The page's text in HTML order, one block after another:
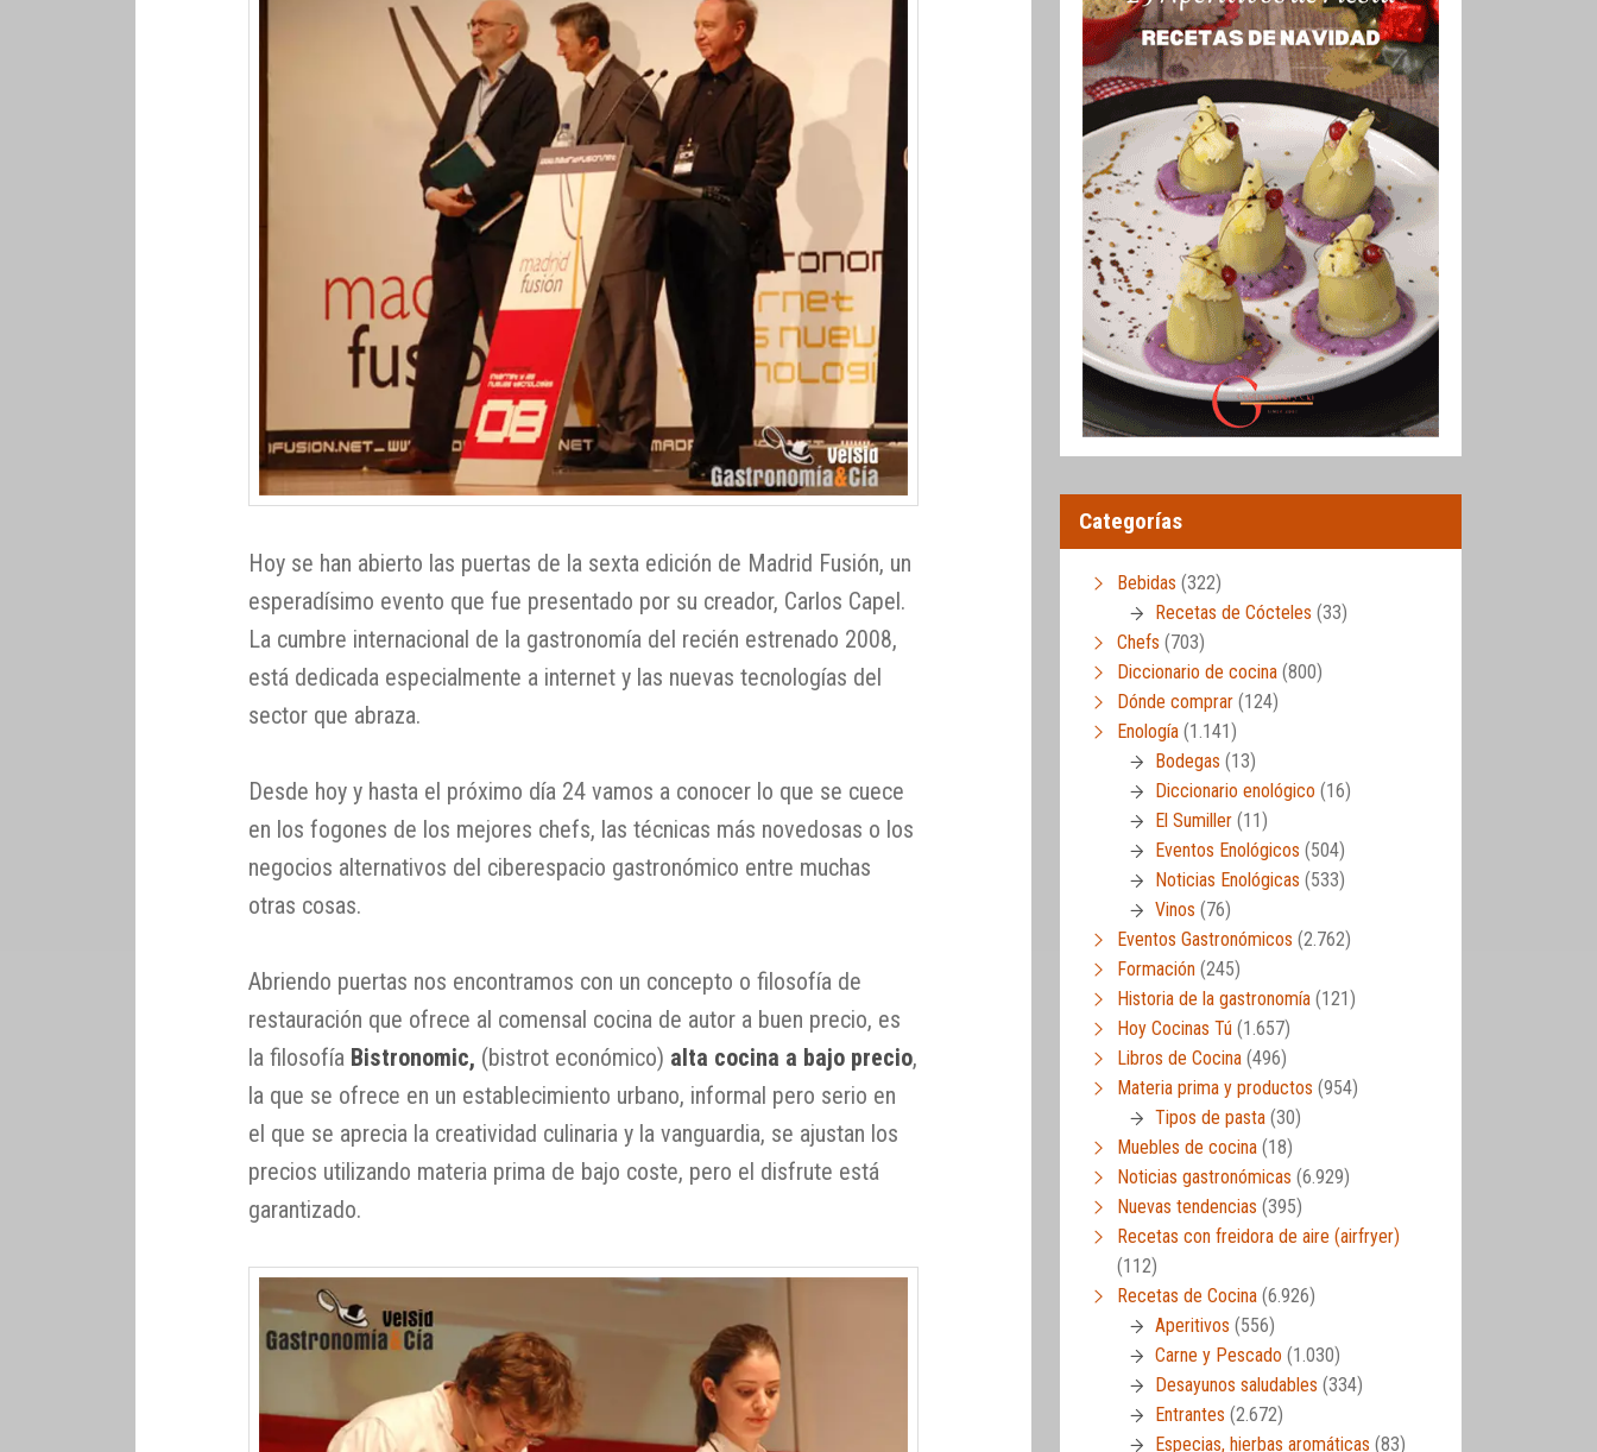
Hoy se han abierto las puertas de la sexta edición de Madrid Fusión, un
esperadísimo evento que fue presentado por su creador, Carlos Capel.
La cumbre internacional de la gastronomía del recién estrenado 2008,
está dedicada especialmente a internet y las nuevas tecnologías del
sector que abraza.
Desde hoy y hasta el próximo día 24 vamos a conocer lo que se cuece
en los fogones de los mejores chefs, las técnicas más novedosas o los
negocios alternativos del ciberespacio gastronómico entre muchas
otras cosas.
Abriendo puertas nos encontramos con un concepto o filosofía de
restauración que ofrece al comensal cocina de autor a buen precio, es
la filosofía Bistronomic, (bistrot económico) alta cocina a bajo precio,
la que se ofrece en un establecimiento urbano, informal pero serio en
el que se aprecia la creatividad culinaria y la vanguardia, se ajustan los
precios utilizando materia prima de bajo coste, pero el disfrute está
garantizado.
Categorías
Bebidas (322)
Recetas de Cócteles (33)
Chefs (703)
Diccionario de cocina (800)
Dónde comprar (124)
Enología (1.141)
Bodegas (13)
Diccionario enológico (16)
El Sumiller (11)
Eventos Enológicos (504)
Noticias Enológicas (533)
Vinos (76)
Eventos Gastronómicos (2.762)
Formación (245)
Historia de la gastronomía (121)
Hoy Cocinas Tú (1.657)
Libros de Cocina (496)
Materia prima y productos (954)
Tipos de pasta (30)
Muebles de cocina (18)
Noticias gastronómicas (6.929)
Nuevas tendencias (395)
Recetas con freidora de aire (airfryer)
(112)
Recetas de Cocina (6.926)
Aperitivos (556)
Carne y Pescado (1.030)
Desayunos saludables (334)
Entrantes (2.672)
Especias, hierbas aromáticas (83)